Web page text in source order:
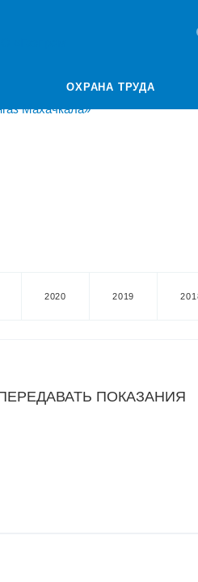
ОХРАНА ТРУДА
2020 2019
ПОКАЗАНИЯ